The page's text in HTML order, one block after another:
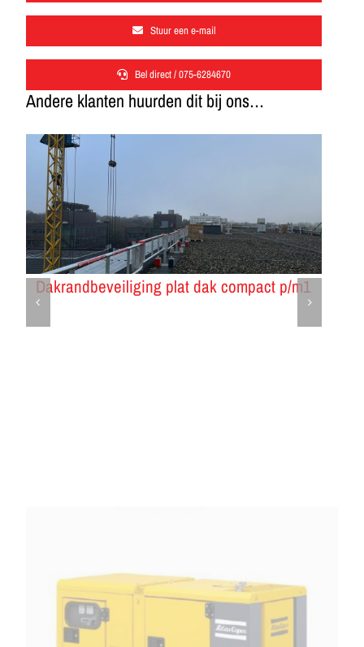
Stuur een e-mail
Bel direct / 075-6284670
Andere klanten huurden dit bij ons…
Dakrandbeveiliging plat dak compact p/m1